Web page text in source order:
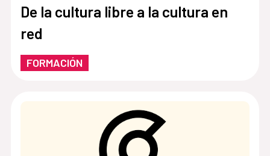
De la cultura libre a la cultura en
red
FORMACIÓN